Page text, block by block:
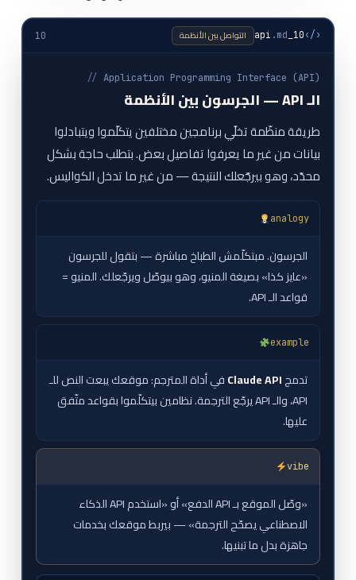
‹/›
10_api
.md التواصل بين الأنظمة 10
// Application Programming Interface (API)
الـ API — الجرسون بين الأنظمة
طريقة منظّمة تخلّي برنامجين مختلفين يتكلّموا ويتبادلوا
بيانات من غير ما يعرفوا تفاصيل بعض. بتطلب حاجة بشكل
محدّد، وهو بيرجّعلك النتيجة — من غير ما تدخل الكواليس.
analogy
الجرسون. مبتكلّمش الطباخ مباشرة — بتقول للجرسون
«عايز كذا» بصيغة المنيو، وهو بيوصّل ويرجّعلك. المنيو =
قواعد الـ API.
example
تدمجClaude APIفي أداة المترجم: موقعك يبعت النص للـ
API، والـ API يرجّع الترجمة. نظامين بيتكلّموا بقواعد متّفق
عليها.
vibe
«وصّل الموقع بـ API الدفع» أو «استخدم API الذكاء
الاصطناعي يصحّح الترجمة» — بيربط موقعك بخدمات
جاهزة بدل ما تبنيها.